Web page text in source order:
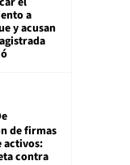
a
y acusan
de firmas
activos:
contra